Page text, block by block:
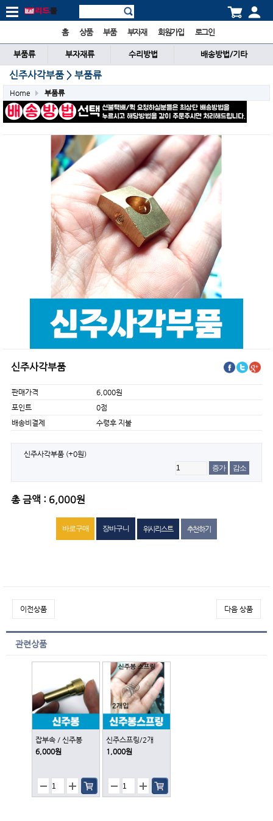
홈 상품 부품 부자재 회원가입 로그인
부품류 부자재류 수리방법 배송방법/기타
신주사각부품 > 부품류
Home 부품류
신주사각부품
판매가격
6,000원
포인트
0점
배송비결제
수령후 지불
신주사각부품 (+0원)
증가
감소
총 금액 : 6,000원
위시리스트 추천하기
이전상품 다음 상품
관련상품
잡부속／신주봉
6,000원
신주스프링/2개
1,000원